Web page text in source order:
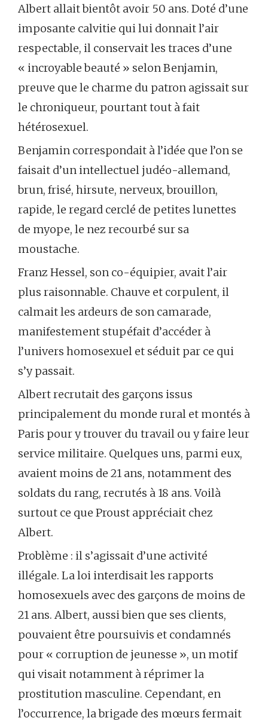
Albert allait bientôt avoir 50 ans. Doté d’une
imposante calvitie qui lui donnait l’air
respectable, il conservait les traces d’une
« incroyable beauté » selon Benjamin,
preuve que le charme du patron agissait sur
le chroniqueur, pourtant tout à fait
hétérosexuel.
Benjamin correspondait à l’idée que l’on se
faisait d’un intellectuel judéo-allemand,
brun, frisé, hirsute, nerveux, brouillon,
rapide, le regard cerclé de petites lunettes
de myope, le nez recourbé sur sa
moustache.
Franz Hessel, son co-équipier, avait l’air
plus raisonnable. Chauve et corpulent, il
calmait les ardeurs de son camarade,
manifestement stupéfait d’accéder à
l’univers homosexuel et séduit par ce qui
s’y passait.
Albert recrutait des garçons issus
principalement du monde rural et montés à
Paris pour y trouver du travail ou y faire leur
service militaire. Quelques uns, parmi eux,
avaient moins de 21 ans, notamment des
soldats du rang, recrutés à 18 ans. Voilà
surtout ce que Proust appréciait chez
Albert.
Problème : il s’agissait d’une activité
illégale. La loi interdisait les rapports
homosexuels avec des garçons de moins de
21 ans. Albert, aussi bien que ses clients,
pouvaient être poursuivis et condamnés
pour « corruption de jeunesse », un motif
qui visait notamment à réprimer la
prostitution masculine. Cependant, en
l’occurrence, la brigade des mœurs fermait